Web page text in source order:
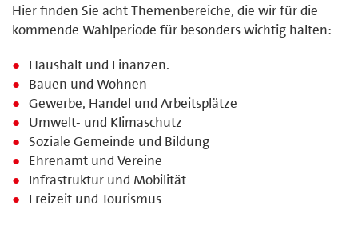
Hier finden Sie acht Themenbereiche, die wir für die
kommende Wahlperiode für besonders wichtig halten:
Haushalt und Finanzen.
Bauen und Wohnen
Gewerbe, Handel und Arbeitsplätze
Umwelt- und Klimaschutz
Soziale Gemeinde und Bildung
Ehrenamt und Vereine
Infrastruktur und Mobilität
Freizeit und Tourismus